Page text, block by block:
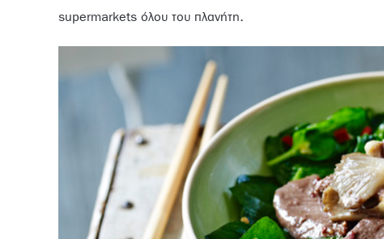
supermarkets όλου του πλανήτη.